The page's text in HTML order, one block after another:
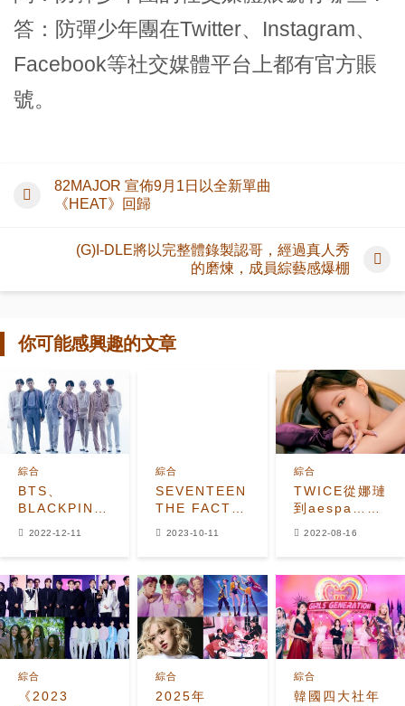
答：防彈少年團在Twitter、Instagram、
Facebook等社交媒體平台上都有官方賬
號。
82MAJOR 宣佈9月1日以全新單曲
《HEAT》回歸
(G)I-DLE將以完整體錄製認哥，經過真人秀
的磨煉，成員綜藝感爆棚
你可能感興趣的文章
BTS、
BLACKPINK
的K-POP藝
人！
綜合
2022-12-11
SEVENTEEN「2023
THE FACT
藝大賞！BTS
獲得三冠王
綜合
2023-10-11
TWICE從娜璉
到aespa…
綜合
2022-08-16
《2023
綜合
2025年
綜合
韓國四大社年
綜合